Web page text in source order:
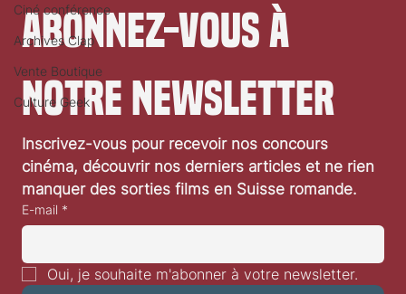
Ciné conférence
Archives Clap
Vente Boutique
Culture Geek
«Passenger» d’André Øvredal: critique vidéo
Abonnez-vous à
notre newsletter
Inscrivez-vous pour recevoir nos concours
cinéma, découvrir nos derniers articles et ne rien
manquer des sorties films en Suisse romande.
E-mail *
Oui, je souhaite m'abonner à votre newsletter.